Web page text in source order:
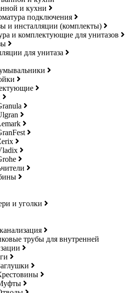
и кухни
подключения
и инсталляции (комплекты)
и комплектующие для унитазов
для унитаза
и уголки
трубы для внутренней